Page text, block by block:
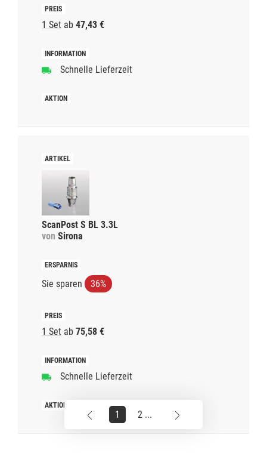
1 Set ab 47,43 €
Schnelle Lieferzeit
ScanPost S BL 3.3L
von Sirona
Sie sparen 36%
1 Set ab 75,58 €
Schnelle Lieferzeit
1 2 ...